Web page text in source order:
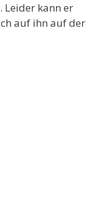
Leider kann er
auf ihn auf der